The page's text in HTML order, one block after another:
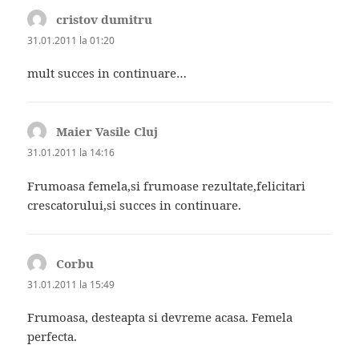
cristov dumitru
31.01.2011 la 01:20
mult succes in continuare…
Maier Vasile Cluj
31.01.2011 la 14:16
Frumoasa femela,si frumoase rezultate,felicitari
crescatorului,si succes in continuare.
Corbu
31.01.2011 la 15:49
Frumoasa, desteapta si devreme acasa. Femela
perfecta.